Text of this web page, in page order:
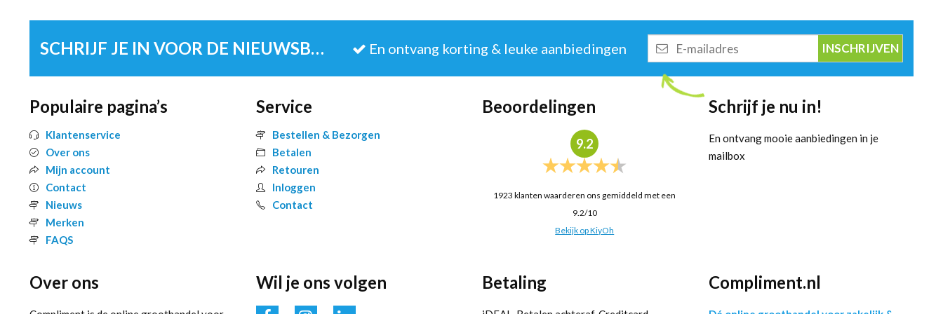
SCHRIJF JE IN VOOR DE NIEUWSBRIEF En ontvang korting & leuke aanbiedingen
mailadres
Populaire pagina’s
Klantenservice
Over ons
Mijn account
Contact
Nieuws
Merken
FAQS
Service
Bestellen & Bezorgen
Betalen
Retouren
Inloggen
Contact
Beoordelingen
9.2
1923 klanten waarderen ons gemiddeld met een
9.2/10
Bekijk op KiyOh
Schrijf je nu in!
En ontvang mooie aanbiedingen in je
mailbox
Over ons Wil je ons volgen Betaling Compliment.nl